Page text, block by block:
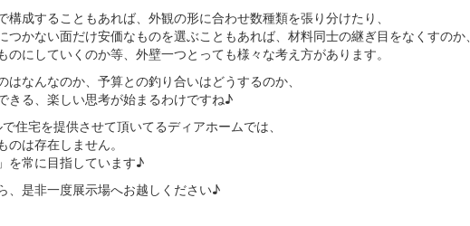
構成することもあれば、外観の形に合わせ数種類を張り分けたり、
つかない面だけ安価なものを選ぶこともあれば、材料同士の継ぎ目をなくすのか、
のにしていくのか等、外壁一つとっても様々な考え方があります。
はなんなのか、予算との釣り合いはどうするのか、
きる、楽しい思考が始まるわけですね♪
住宅を提供させて頂いてるディアホームでは、
は存在しません。
を常に目指しています♪
、是非一度展示場へお越しください♪